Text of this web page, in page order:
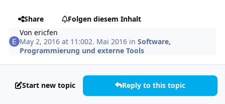
Share
Folgen diesem Inhalt
Vonericfen
May 2, 2016 at 11:002. Mai 2016 inSoftware,
Programmierung und externe Tools
Start new topic Reply to this topic